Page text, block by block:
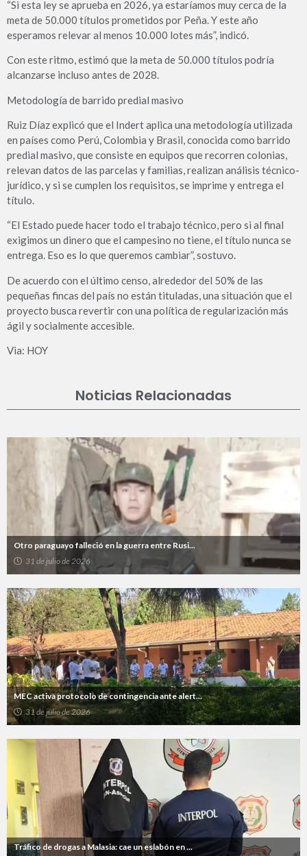
“Si esta ley se aprueba en 2026, ya estaríamos muy cerca de la
meta de 50.000 títulos prometidos por Peña. Y este año
esperamos relevar al menos 10.000 lotes más”, indicó.
Con este ritmo, estimó que la meta de 50.000 títulos podría
alcanzarse incluso antes de 2028.
Metodología de barrido predial masivo
Ruiz Díaz explicó que el Indert aplica una metodología utilizada
en países como Perú, Colombia y Brasil, conocida como barrido
predial masivo, que consiste en equipos que recorren colonias,
relevan datos de las parcelas y familias, realizan análisis técnico-
jurídico, y si se cumplen los requisitos, se imprime y entrega el
título.
“El Estado puede hacer todo el trabajo técnico, pero si al final
exigimos un dinero que el campesino no tiene, el título nunca se
entrega. Eso es lo que queremos cambiar”, sostuvo.
De acuerdo con el último censo, alrededor del 50% de las
pequeñas fincas del país no están tituladas, una situación que el
proyecto busca revertir con una política de regularización más
ágil y socialmente accesible.
Via: HOY
Noticias Relacionadas
Otro paraguayo falleció en la guerra entre Rusi...
31 de julio de 2026
MEC activa protocolo de contingencia ante alert...
31 de julio de 2026
Tráfico de drogas a Malasia: cae un eslabón en ...